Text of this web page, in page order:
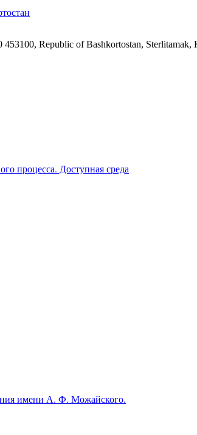
453100, Republic of Bashkortostan, Sterlitamak,
процесса. Доступная среда
имени А. Ф. Можайского.